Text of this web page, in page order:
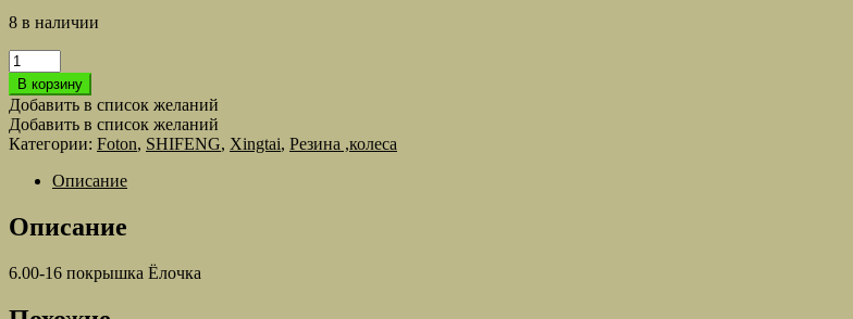
8 в наличии
Количество
товара
6.00-
16
покрышка
Ёлочка
В корзину
Добавить в список желаний
Добавить в список желаний
Категории: Foton, SHIFENG, Xingtai, Резина ,колеса
Описание
Описание
6.00-16 покрышка Ёлочка